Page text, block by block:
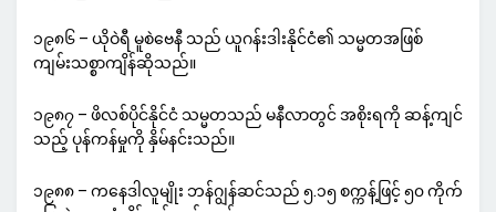
၁၉၈၆ – ယိုဝဲရီ မူစဲဗေနီ သည် ယူဂန်းဒါးနိုင်ငံ၏ သမ္မတအဖြစ်
ကျမ်းသစ္စာကျိန်ဆိုသည်။
၁၉၈၇ – ဖိလစ်ပိုင်နိုင်ငံ သမ္မတသည် မနီလာတွင် အစိုးရကို ဆန့်ကျင်
သည့် ပုန်ကန်မှုကို နှိမ်နင်းသည်။
၁၉၈၈ – ကနေဒါလူမျိုး ဘန်ဂျွန်ဆင်သည် ၅.၁၅ စက္ကန့်ဖြင့် ၅၀ ကိုက်